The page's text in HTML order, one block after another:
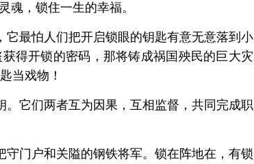
魂，锁住一生的幸福。
它最怕人们把开启锁眼的钥匙有意无意落到小
得开锁的密码，那将铸成祸国殃民的巨大灾
当戏物！
。它们两者互为因果，互相监督，共同完成职
门户和关隘的钢铁将军。锁在阵地在，有锁